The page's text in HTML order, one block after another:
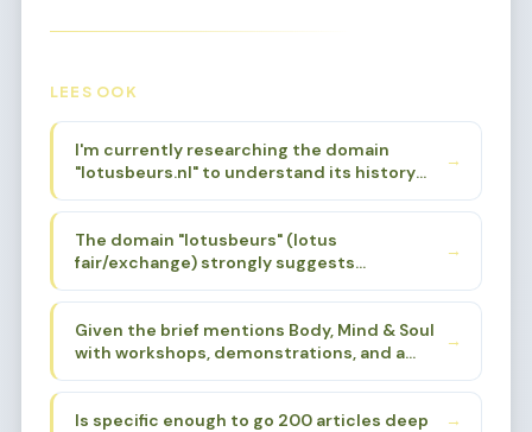
LEES OOK
I'm currently researching the domain
"lotusbeurs.nl" to understand its history
and original focus. Based on the niche brief
provided, I know it was associated with
Body, Mind & Soul events. I need to find a
specific sub-sub-niche that aligns with the
domain's history and name, while also being
deep enough for 200 articles.
→
The domain "lotusbeurs" (lotus
fair/exchange) strongly suggests
spirituality, alternative wellness, and
holistic living. The lotus flower is a powerful
symbol in Eastern spirituality - Buddhism,
Hinduism, yoga traditions. The "beurs"
(fair/market) aspect suggests a gathering
place for these practices.
→
Given the brief mentions Body, Mind & Soul
with workshops, demonstrations, and a
loving atmosphere, I need to find a sub-
sub-niche that:
→
Is specific enough to go 200 articles deep →